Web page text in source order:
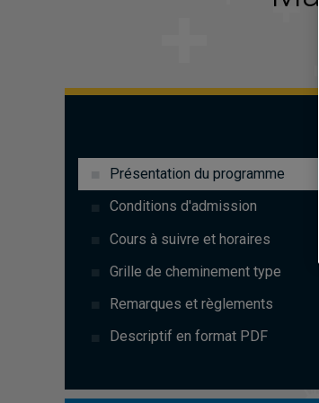
Présentation du programme
Conditions d'admission
Cours à suivre et horaires
Grille de cheminement type
Remarques et règlements
Descriptif en format PDF